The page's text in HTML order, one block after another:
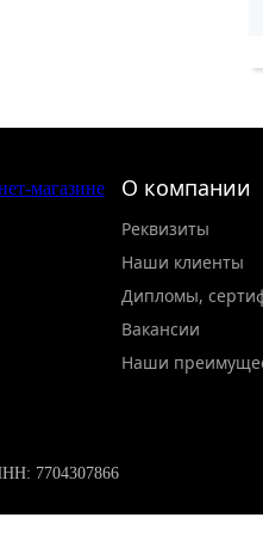
О компании
Реквизиты
Наши клиенты
Дипломы,
Вакансии
Наши
7704307866